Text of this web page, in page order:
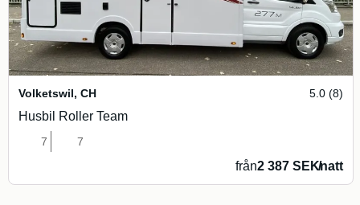
Volketswil, CH 5.0 (8)
Husbil Roller Team
7 7
från2 387 SEK/natt